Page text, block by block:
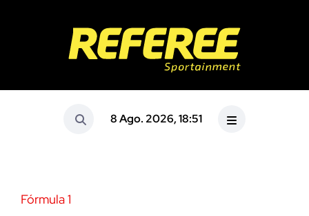
8 Ago. 2026, 18:51
Fórmula 1